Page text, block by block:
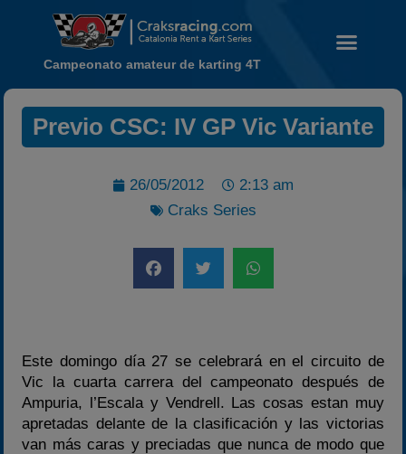
Noticias
Temporada 2026
2023
2024
Campeonato amateur de karting 4T
Previo CSC: IV GP Vic Variante
26/05/2012
2:13 am
Craks Series
Este domingo día 27 se celebrará en el circuito de
Vic la cuarta carrera del campeonato después de
Ampuria, l’Escala y Vendrell. Las cosas estan muy
apretadas delante de la clasificación y las victorias
van más caras y preciadas que nunca de modo que